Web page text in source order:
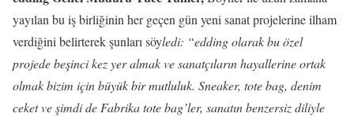
yayılan bu iş birliğinin her geçen gün yeni sanat projelerine ilham
verdiğini belirterek şunları söyledi: “edding olarak bu özel
projede beşinci kez yer almak ve sanatçıların hayallerine ortak
olmak bizim için büyük bir mutluluk. Sneaker, tote bag, denim
ceket ve şimdi de Fabrika tote bag’ler, sanatın benzersiz diliyle